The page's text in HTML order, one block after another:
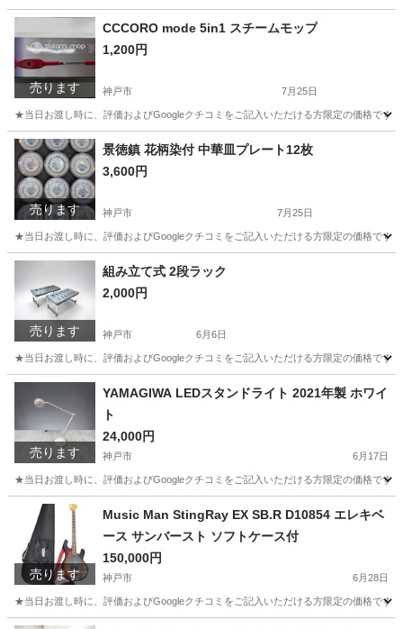
兵庫 神戸市
売ります
CCCORO mode 5in1 スチームモップ
1,200円
神戸市 7月25日
★当日お渡し時に、評価およびGoogleクチコミをご記入いただける方限定の価格です
兵庫 神戸市 生活家電
売ります
景徳鎮 花柄染付 中華皿プレート12枚
3,600円
神戸市 7月25日
★当日お渡し時に、評価およびGoogleクチコミをご記入いただける方限定の価格です
兵庫 神戸市 食器 景徳
売ります
組み立て式 2段ラック
2,000円
神戸市 6月6日
★当日お渡し時に、評価およびGoogleクチコミをご記入いただける方限定の価格です
兵庫 神戸市
売ります
YAMAGIWA LEDスタンドライト 2021年製 ホワイ
ト
24,000円
神戸市 6月17日
★当日お渡し時に、評価およびGoogleクチコミをご記入いただける方限定の価格です
兵庫 神戸市
売ります
Music Man StingRay EX SB.R D10854 エレキベ
ース サンバースト ソフトケース付
150,000円
神戸市 6月28日
★当日お渡し時に、評価およびGoogleクチコミをご記入いただける方限定の価格です